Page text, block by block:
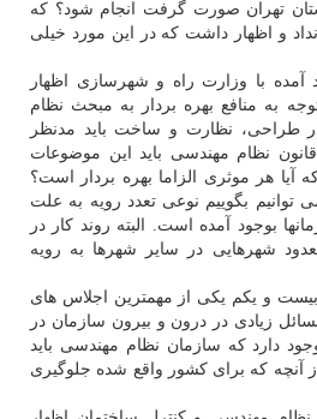
تهران صورت گرفت انجام شود؟ كه
و اظهار داشت كه در این مورد خیلی
آمده با وزارت راه و شهرسازی اظهار
به منافع بهره بردار به مبحث نظام
طراحی، نظارت و ساخت باید مدنظر
نظام مهندسی باید این موضوعات
آیا هر موثری الزاما بهره بردار است؟
توانیم بگوییم نوعی تعدد رویه به علت
بوجود آمده است. البته روند كار در
شهرهایی در سایر شهرها به رویه
و یكم یكی از مهمترین اجلاس های
زیادی در درون و بیرون سازمان در
دارد كه سازمان نظام مهندسی باید
از آنچه كه برای كشور واقع شده جلوگیری